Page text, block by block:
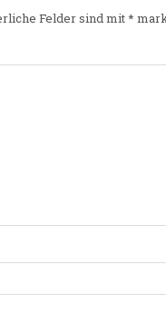
Felder sind mit*